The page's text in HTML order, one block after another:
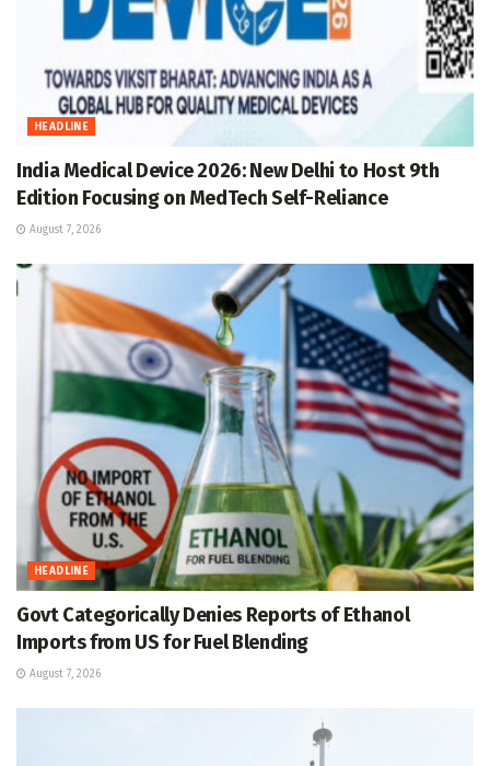
HEADLINE
India Medical Device 2026: New Delhi to Host 9th
Edition Focusing on MedTech Self-Reliance
August 7, 2026
HEADLINE
Govt Categorically Denies Reports of Ethanol
Imports from US for Fuel Blending
August 7, 2026